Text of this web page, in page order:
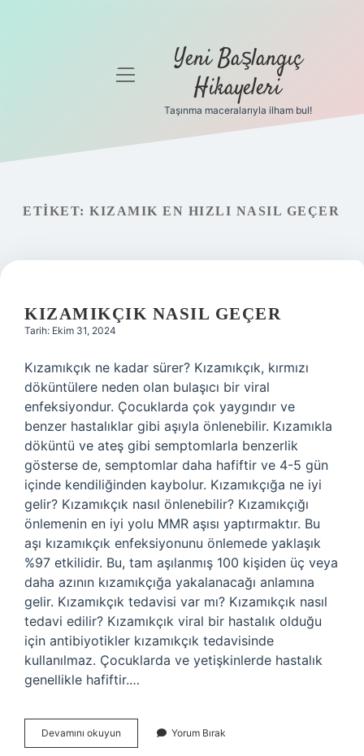
Gizlilik
Yasal Uyarı
Hakkımızda
menüyü
Yeni Başlangıç
Hikayeleri
Taşınma maceralarıyla ilham bul!
ETIKET: KIZAMIK EN HIZLI NASIL GEÇER
KIZAMIKÇIK NASIL GEÇER
Tarih: Ekim 31, 2024
Kızamıkçık ne kadar sürer? Kızamıkçık, kırmızı
döküntülere neden olan bulaşıcı bir viral
enfeksiyondur. Çocuklarda çok yaygındır ve
benzer hastalıklar gibi aşıyla önlenebilir. Kızamıkla
döküntü ve ateş gibi semptomlarla benzerlik
gösterse de, semptomlar daha hafiftir ve 4-5 gün
içinde kendiliğinden kaybolur. Kızamıkçığa ne iyi
gelir? Kızamıkçık nasıl önlenebilir? Kızamıkçığı
önlemenin en iyi yolu MMR aşısı yaptırmaktır. Bu
aşı kızamıkçık enfeksiyonunu önlemede yaklaşık
%97 etkilidir. Bu, tam aşılanmış 100 kişiden üç veya
daha azının kızamıkçığa yakalanacağı anlamına
gelir. Kızamıkçık tedavisi var mı? Kızamıkçık nasıl
tedavi edilir? Kızamıkçık viral bir hastalık olduğu
için antibiyotikler kızamıkçık tedavisinde
kullanılmaz. Çocuklarda ve yetişkinlerde hastalık
genellikle hafiftir.…
Devamını okuyun Kızamıkçık
Nasıl
Yorum Bırak